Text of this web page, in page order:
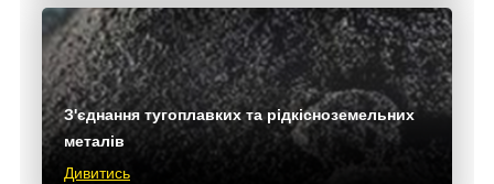
З'єднання тугоплавких та рідкісноземельних
металів
Дивитись